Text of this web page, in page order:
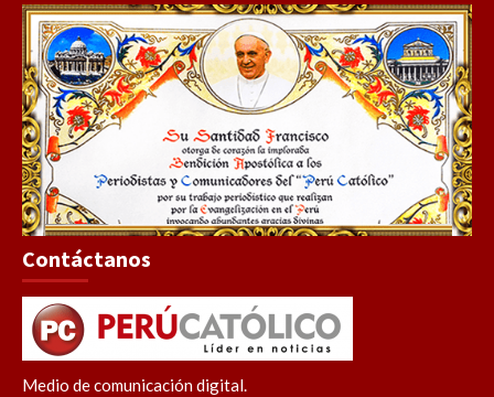
Contáctanos
Medio de comunicación digital.